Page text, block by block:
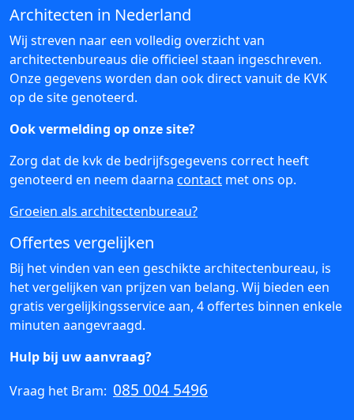
Architecten in Nederland
Wij streven naar een volledig overzicht van
architectenbureaus die officieel staan ingeschreven.
Onze gegevens worden dan ook direct vanuit de KVK
op de site genoteerd.
Ook vermelding op onze site?
Zorg dat de kvk de bedrijfsgegevens correct heeft
genoteerd en neem daarna contact met ons op.
Groeien als architectenbureau?
Offertes vergelijken
Bij het vinden van een geschikte architectenbureau, is
het vergelijken van prijzen van belang. Wij bieden een
gratis vergelijkingsservice aan, 4 offertes binnen enkele
minuten aangevraagd.
Hulp bij uw aanvraag?
Vraag het Bram: 085 004 5496